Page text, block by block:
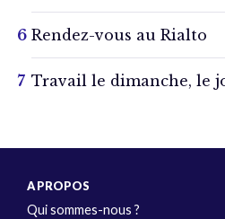
Rendez-vous au Rialto
Travail le dimanche, le
A PROPOS
Qui sommes-nous ?